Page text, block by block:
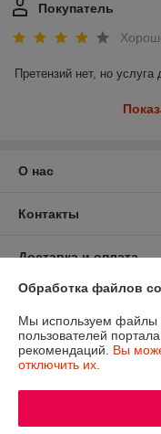
Покупатель
Претензий нет, но
О нас
Контакты
Доставка и оплата
График работы
Полная версия сайта
Сайт создан на
Обработка файлов
Мы используем файлы
пользователей
рекомендаций. Вы
отключить их.